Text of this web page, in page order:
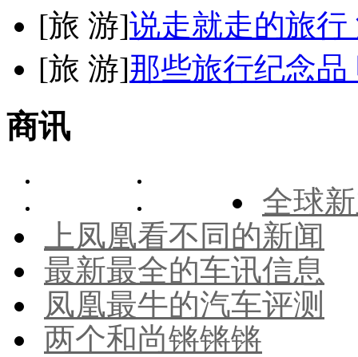
[旅 游]说走就走的旅
[旅 游]那些旅行纪念
商讯
全球
上凤凰看不同的新闻
最新最全的车讯信息
凤凰最牛的汽车评测
两个和尚锵锵锵